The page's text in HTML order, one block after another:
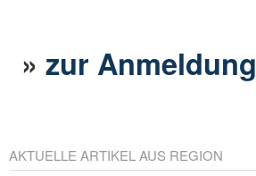
»zur Anmeldung
AKTUELLE ARTIKEL AUS REGION